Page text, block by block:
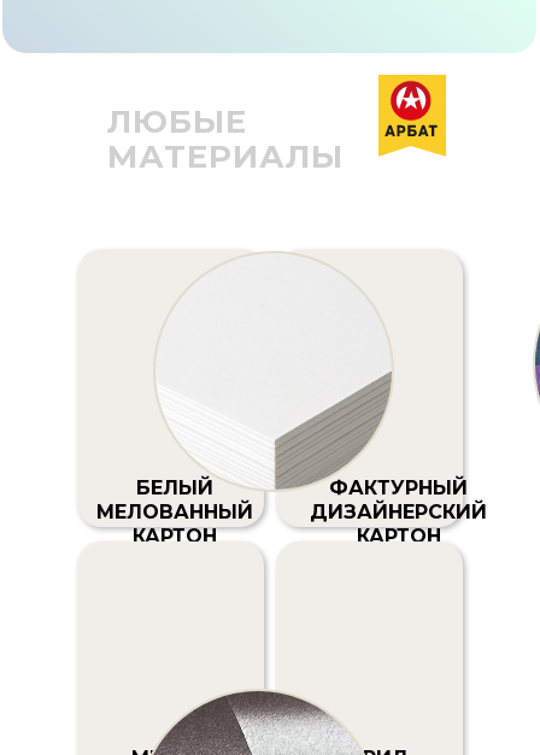
ЛЮБЫЕ
МАТЕРИАЛЫ
БЕЛЫЙ
МЕЛОВАННЫЙ
КАРТОН
ФАКТУРНЫЙ
ДИЗАЙНЕРСКИЙ
КАРТОН